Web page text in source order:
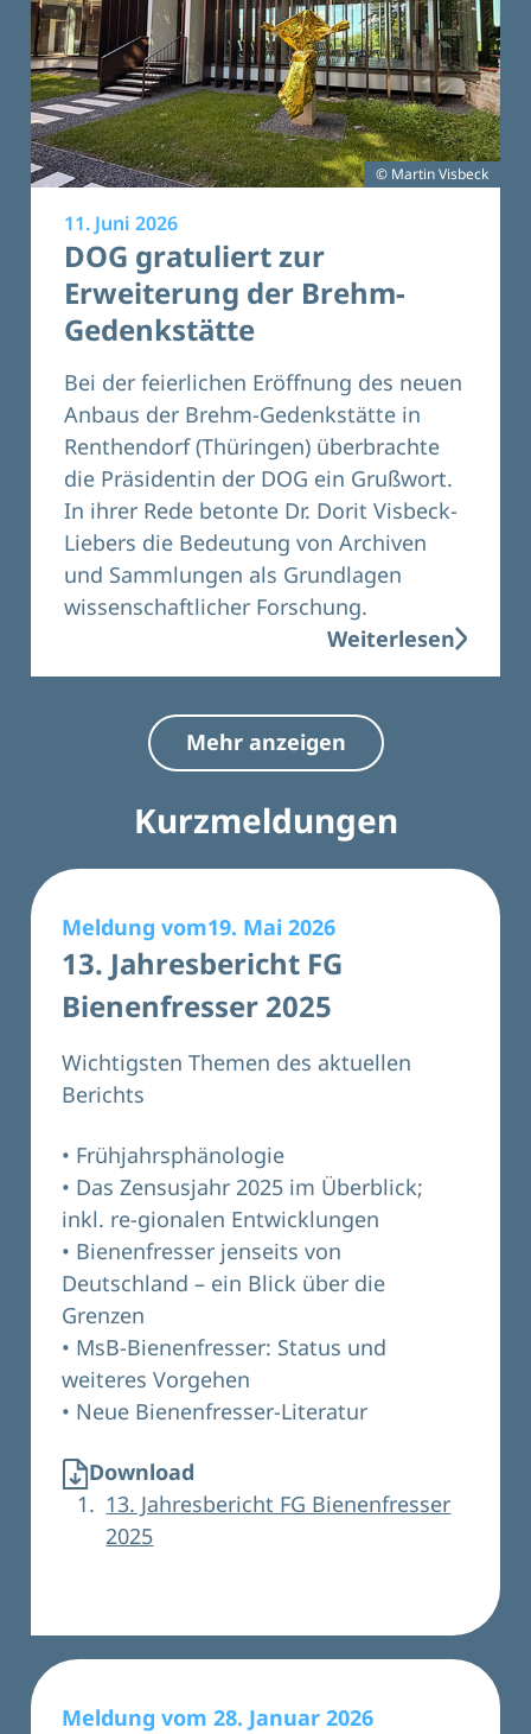
© Martin Visbeck
11. Juni 2026
DOG gratuliert zur
Erweiterung der Brehm-
Gedenkstätte
Bei der feierlichen Eröffnung des neuen
Anbaus der Brehm-Gedenkstätte in
Renthendorf (Thüringen) überbrachte
die Präsidentin der DOG ein Grußwort.
In ihrer Rede betonte Dr. Dorit Visbeck-
Liebers die Bedeutung von Archiven
und Sammlungen als Grundlagen
wissenschaftlicher Forschung.
Weiterlesen
Mehr anzeigen
Kurzmeldungen
Meldung vom19. Mai 2026
13. Jahresbericht FG
Bienenfresser 2025
Wichtigsten Themen des aktuellen
Berichts
• Frühjahrsphänologie
• Das Zensusjahr 2025 im Überblick;
inkl. re-gionalen Entwicklungen
• Bienenfresser jenseits von
Deutschland – ein Blick über die
Grenzen
• MsB-Bienenfresser: Status und
weiteres Vorgehen
• Neue Bienenfresser-Literatur
Download
13. Jahresbericht FG Bienenfresser
2025
Meldung vom 28. Januar 2026